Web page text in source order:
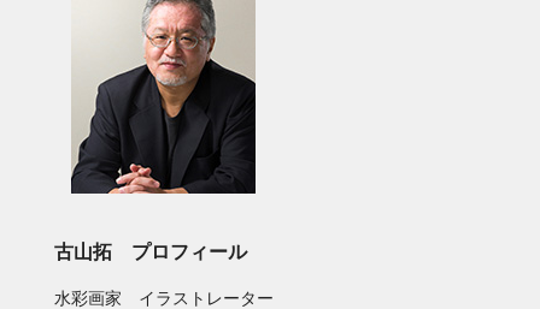
古山拓 プロフィール
水彩画家 イラストレーター